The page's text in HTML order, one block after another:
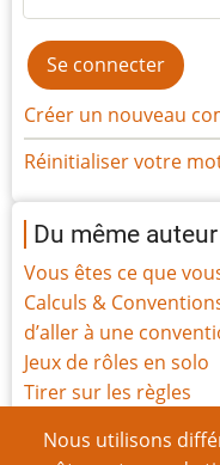
Nous utilisons
Créer un nouveau
Réinitialiser votre
Du même auteur
Vous êtes ce que
Calculs &
d’aller à une
Jeux de rôles en solo
Tirer sur les règles
Les 5 Produits